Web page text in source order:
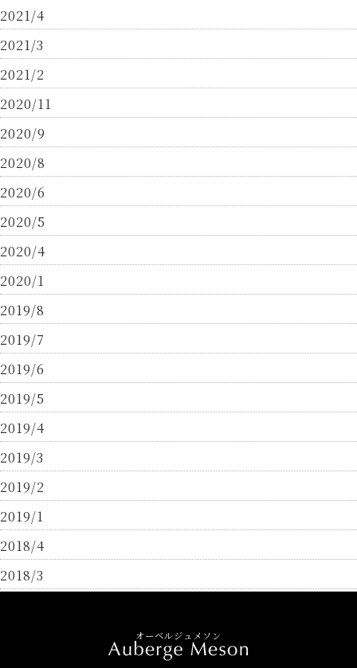
2021/4
2021/3
2021/2
2020/11
2020/9
2020/8
2020/6
2020/5
2020/4
2020/1
2019/8
2019/7
2019/6
2019/5
2019/4
2019/3
2019/2
2019/1
2018/4
2018/3
オーベルジュメソン